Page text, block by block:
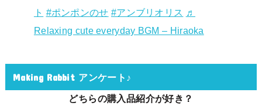
ト #ポンポンのせ #アンブリオリス ♬
Relaxing cute everyday BGM – Hiraoka
Making Rabbit アンケート♪
どちらの購入品紹介が好き？